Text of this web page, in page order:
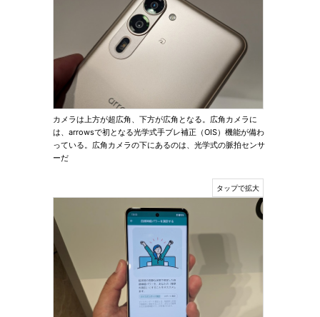
カメラは上方が超広角、下方が広角となる。広角カメラに
は、arrowsで初となる光学式手ブレ補正（OIS）機能が備わ
っている。広角カメラの下にあるのは、光学式の脈拍センサ
ーだ